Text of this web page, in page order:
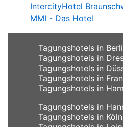
IntercityHotel
MMI - Das Hotel
Tagungshotels in
Tagungshotels in
Tagungshotels in
Tagungshotels in
Tagungshotels in
Tagungshotels in
Tagungshotels in Köln